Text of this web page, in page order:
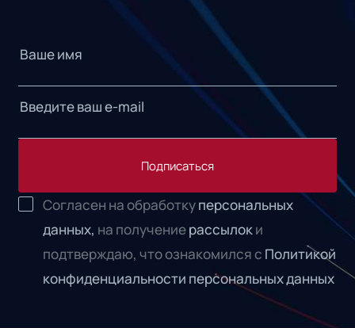
Подписаться
Согласен на обработкуперсональных
данных, на получениерассылоки
подтверждаю, что ознакомился с Политикой
конфиденциальности персональных данных